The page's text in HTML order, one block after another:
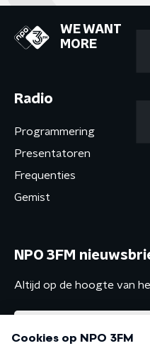
WE WANT
MORE
Radio
Programmering
Presentatoren
Frequenties
Gemist
NPO 3FM
Altijd op de hoogte van